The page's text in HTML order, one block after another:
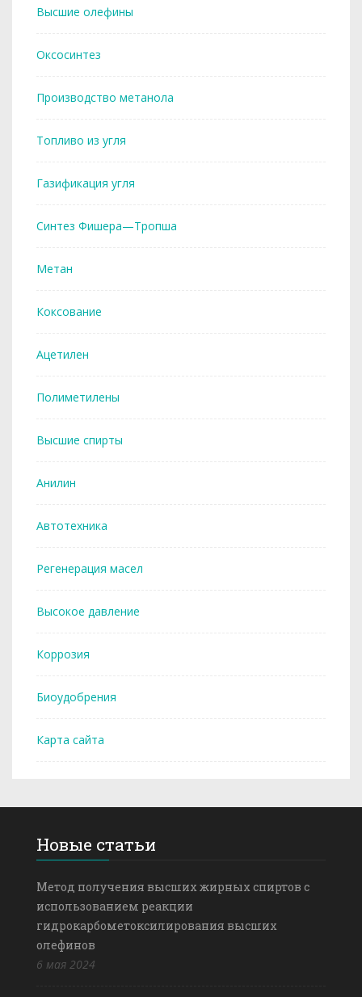
Высшие олефины
Оксосинтез
Производство метанола
Топливо из угля
Газификация угля
Синтез Фишера—Тропша
Метан
Коксование
Ацетилен
Полиметилены
Высшие спирты
Анилин
Автотехника
Регенерация масел
Высокое давление
Коррозия
Биоудобрения
Карта сайта
Новые статьи
Метод получения высших жирных спиртов с
использованием реакции
гидрокарбометоксилирования высших
олефинов
6 мая 2024